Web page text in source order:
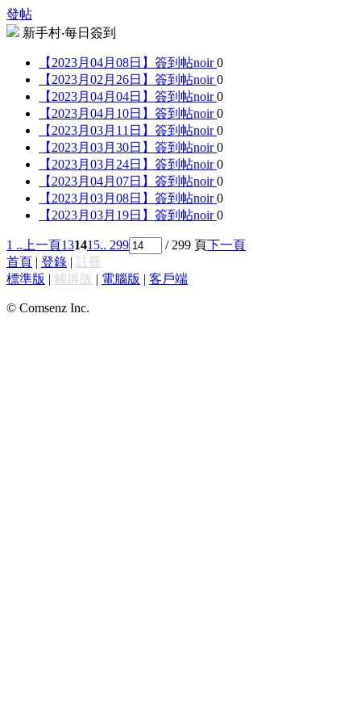
發帖
新手村‧每日簽到
【2023月04月08日】簽到帖noir 0
【2023月02月26日】簽到帖noir 0
【2023月04月04日】簽到帖noir 0
【2023月04月10日】簽到帖noir 0
【2023月03月11日】簽到帖noir 0
【2023月03月30日】簽到帖noir 0
【2023月03月24日】簽到帖noir 0
【2023月04月07日】簽到帖noir 0
【2023月03月08日】簽到帖noir 0
【2023月03月19日】簽到帖noir 0
1 .. 上一頁131415.. 299 / 299 頁下一頁
首頁 | 登錄 | 註冊
標準版 | 觸屏版 | 電腦版 | 客戶端
© Comsenz Inc.